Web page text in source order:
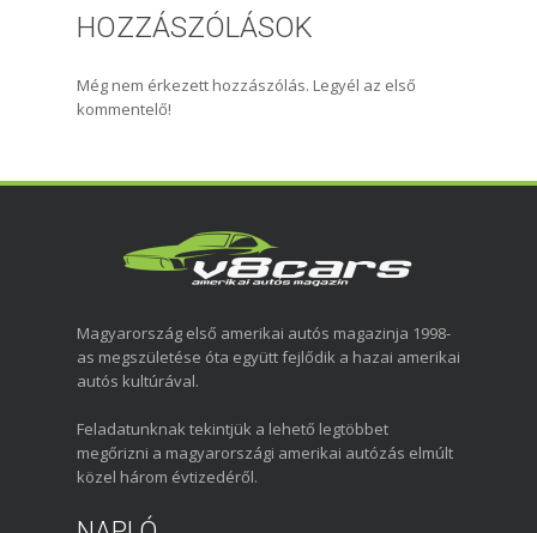
HOZZÁSZÓLÁSOK
Még nem érkezett hozzászólás. Legyél az első
kommentelő!
Magyarország első amerikai autós magazinja 1998-
as megszületése óta együtt fejlődik a hazai amerikai
autós kultúrával.
Feladatunknak tekintjük a lehető legtöbbet
megőrizni a magyarországi amerikai autózás elmúlt
közel három évtizedéről.